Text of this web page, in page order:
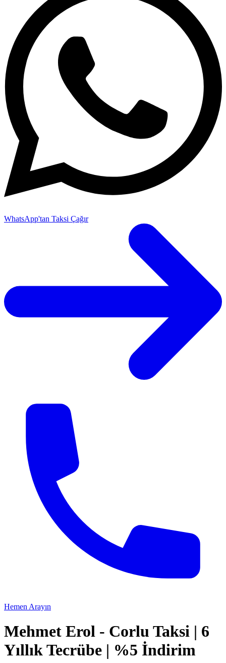
WhatsApp'tan Taksi Çağır
Hemen Arayın
Mehmet Erol - Corlu Taksi | 6
Yıllık Tecrübe | %5 İndirim